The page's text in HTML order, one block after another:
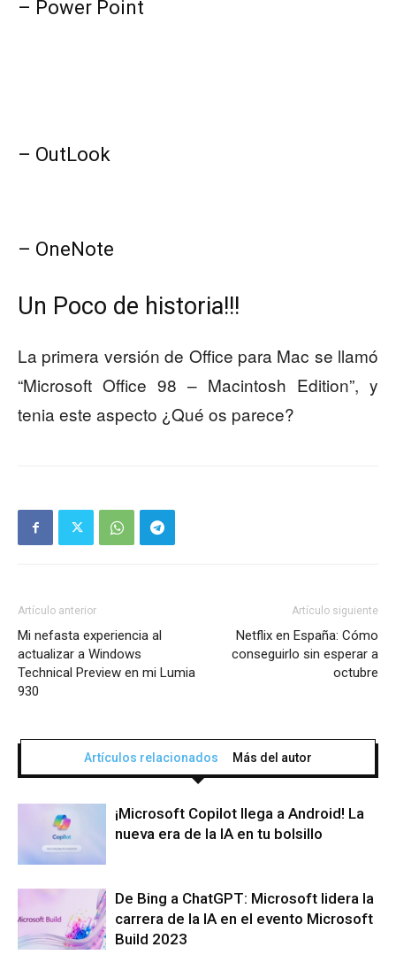
– Power Point
– OutLook
– OneNote
Un Poco de historia!!!
La primera versión de Office para Mac se llamó
“Microsoft Office 98 – Macintosh Edition”, y
tenia este aspecto ¿Qué os parece?
Artículo anterior
Mi nefasta experiencia al
actualizar a Windows
Technical Preview en mi Lumia
930
Artículo siguiente
Netflix en España: Cómo
conseguirlo sin esperar a
octubre
Artículos relacionados Más del autor
¡Microsoft Copilot llega a Android! La
nueva era de la IA en tu bolsillo
De Bing a ChatGPT: Microsoft lidera la
carrera de la IA en el evento Microsoft
Build 2023